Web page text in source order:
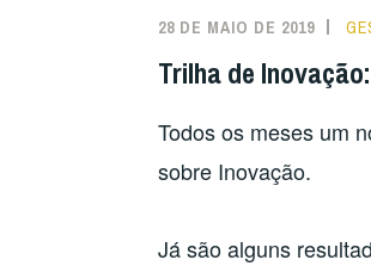
28 DE MAIO DE 2019
Trilha de
Todos os meses um
sobre Inovação.
Já são alguns